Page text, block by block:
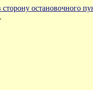
остановочного